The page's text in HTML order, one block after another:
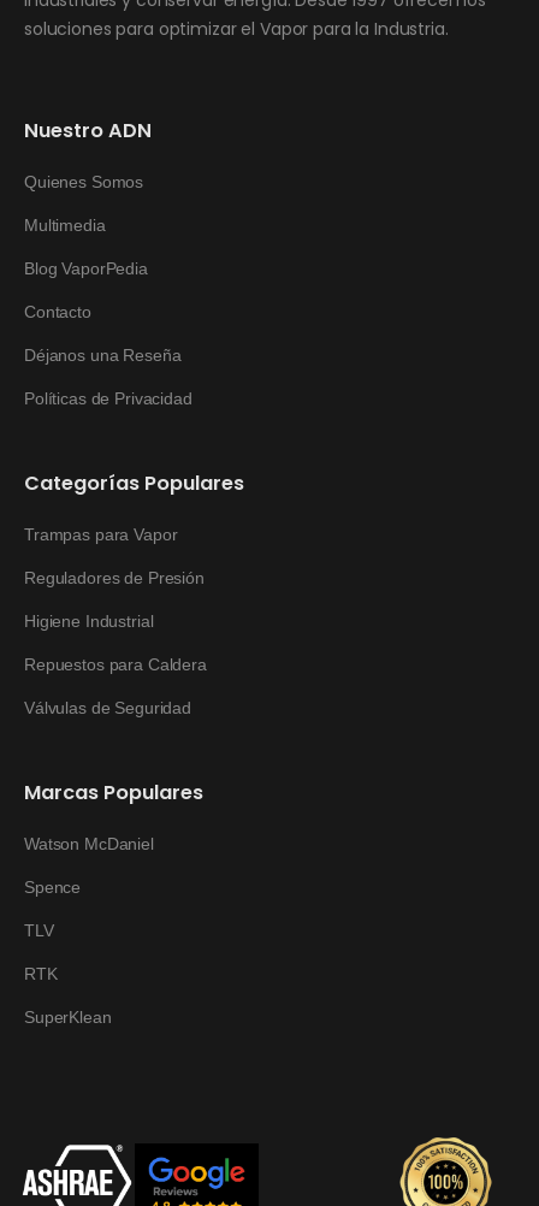
soluciones para optimizar el Vapor para la Industria.
Nuestro ADN
Quienes Somos
Multimedia
Blog VaporPedia
Contacto
Déjanos una Reseña
Políticas de Privacidad
Categorías Populares
Trampas para Vapor
Reguladores de Presión
Higiene Industrial
Repuestos para Caldera
Válvulas de Seguridad
Marcas Populares
Watson McDaniel
Spence
TLV
RTK
SuperKlean